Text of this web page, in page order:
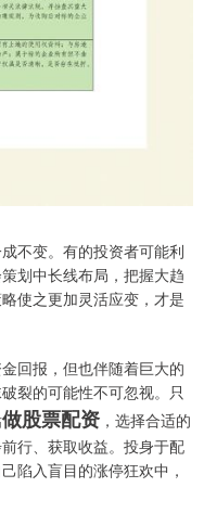
不变。有的投资者可能利
划中长线布局，把握大趋
使之更加灵活应变，才是
回报，但也伴随着巨大的
裂的可能性不可忽视。只
做股票配资 ，选择合适的
行、获取收益。投身于配
陷入盲目的涨停狂欢中，